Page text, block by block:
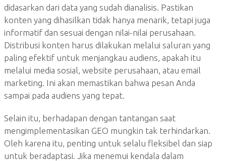
didasarkan dari data yang sudah dianalisis. Pastikan
konten yang dihasilkan tidak hanya menarik, tetapi juga
informatif dan sesuai dengan nilai-nilai perusahaan.
Distribusi konten harus dilakukan melalui saluran yang
paling efektif untuk menjangkau audiens, apakah itu
melalui media sosial, website perusahaan, atau email
marketing. Ini akan memastikan bahwa pesan Anda
sampai pada audiens yang tepat.
Selain itu, berhadapan dengan tantangan saat
mengimplementasikan GEO mungkin tak terhindarkan.
Oleh karena itu, penting untuk selalu fleksibel dan siap
untuk beradaptasi. Jika menemui kendala dalam